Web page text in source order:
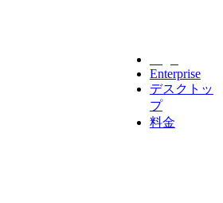
Enterprise
デスクトッ
プ
料金